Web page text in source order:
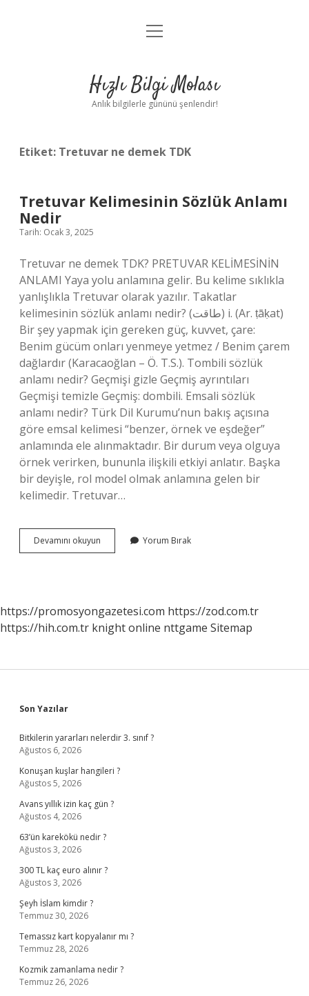
Anasayfa
Yasal Uyarı
menüyü
Hızlı Bilgi Molası
Anlık bilgilerle gününü şenlendir!
Etiket: Tretuvar ne demek TDK
Tretuvar Kelimesinin Sözlük Anlamı
Nedir
Tarih: Ocak 3, 2025
Tretuvar ne demek TDK? PRETUVAR KELİMESİNİN
ANLAMI Yaya yolu anlamına gelir. Bu kelime sıklıkla
yanlışlıkla Tretuvar olarak yazılır. Takatlar
kelimesinin sözlük anlamı nedir? (ﻃﺎﻗﺖ) i. (Ar. ṭāḳat)
Bir şey yapmak için gereken güç, kuvvet, çare:
Benim gücüm onları yenmeye yetmez / Benim çarem
dağlardır (Karacaoğlan – Ö. T.S.). Tombili sözlük
anlamı nedir? Geçmişi gizle Geçmiş ayrıntıları
Geçmişi temizle Geçmiş: dombili. Emsali sözlük
anlamı nedir? Türk Dil Kurumu’nun bakış açısına
göre emsal kelimesi “benzer, örnek ve eşdeğer”
anlamında ele alınmaktadır. Bir durum veya olguya
örnek verirken, bununla ilişkili etkiyi anlatır. Başka
bir deyişle, rol model olmak anlamına gelen bir
kelimedir. Tretuvar…
Devamını okuyun Tretuvar
Kelimesinin
Yorum Bırak
https://promosyongazetesi.com https://zod.com.tr
https://hih.com.tr knight online nttgame Sitemap
Sidebar
Son Yazılar
Bitkilerin yararları nelerdir 3. sınıf ?
Ağustos 6, 2026
Konuşan kuşlar hangileri ?
Ağustos 5, 2026
Avans yıllık izin kaç gün ?
Ağustos 4, 2026
63’ün karekökü nedir ?
Ağustos 3, 2026
300 TL kaç euro alınır ?
Ağustos 3, 2026
Şeyh İslam kimdir ?
Temmuz 30, 2026
Temassız kart kopyalanır mı ?
Temmuz 28, 2026
Kozmik zamanlama nedir ?
Temmuz 26, 2026